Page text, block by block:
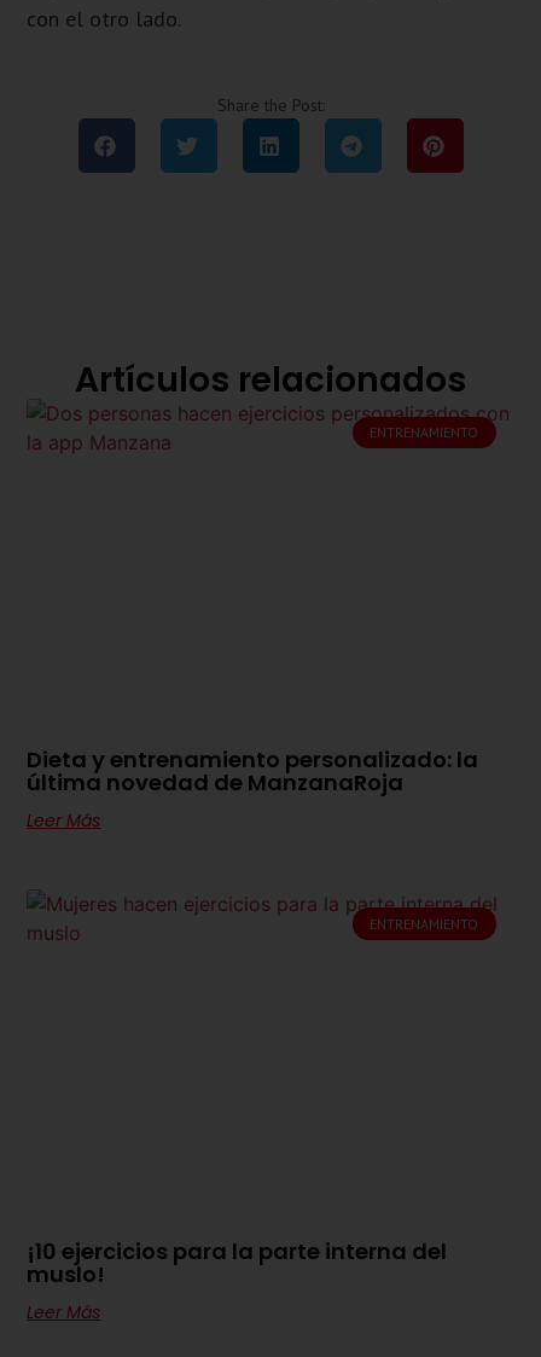
con el otro lado.
Share the Post:
Artículos relacionados
ENTRENAMIENTO
Dieta y entrenamiento personalizado: la
última novedad de ManzanaRoja
Leer Más
ENTRENAMIENTO
¡10 ejercicios para la parte interna del
muslo!
Leer Más